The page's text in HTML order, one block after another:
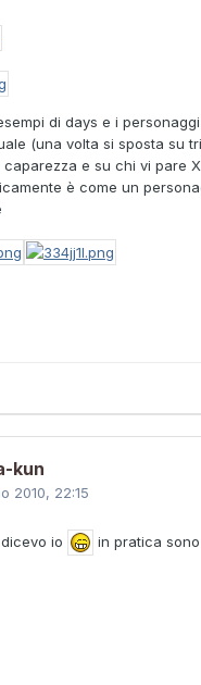
di days e i
(una volta si sposta su
e su chi vi pare
è come un
kun
2010, 22:15
io
in pratica